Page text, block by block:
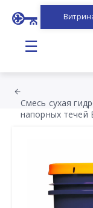
☰
Смесь сухая
напорных течей